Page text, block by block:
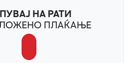
НА РАТИ
ПЛАЌАЊЕ